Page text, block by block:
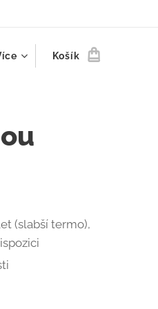
Košík
(slabší termo),